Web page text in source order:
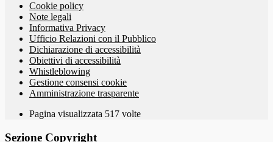
Cookie policy
Note legali
Informativa Privacy
Ufficio Relazioni con il Pubblico
Dichiarazione di accessibilità
Obiettivi di accessibilità
Whistleblowing
Gestione consensi cookie
Amministrazione trasparente
Pagina visualizzata 517 volte
Sezione Copyright